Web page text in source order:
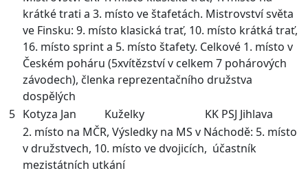
krátké trati a 3. místo ve štafetách. Mistrovství světa
ve Finsku: 9. místo klasická trať, 10. místo krátká trať,
16. místo sprint a 5. místo štafety. Celkové 1. místo v
Českém poháru (5xvítězství v celkem 7 pohárových
závodech), členka reprezentačního družstva
dospělých
5 Kotyza Jan Kuželky
KK PSJ Jihlava
2. místo na MČR, Výsledky na MS v Náchodě: 5. místo
v družstvech, 10. místo ve dvojicích, účastník
mezistátních utkání